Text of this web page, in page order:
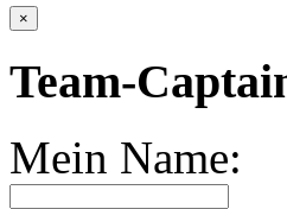
×
Team-
Mein Name: